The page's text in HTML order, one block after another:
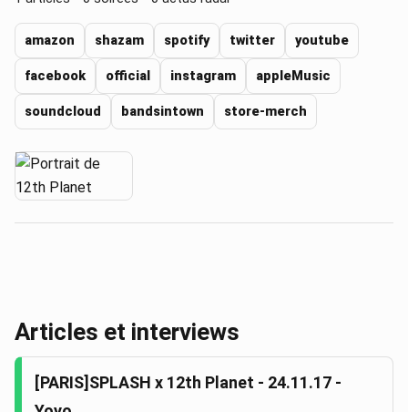
amazon shazam spotify twitter youtube
facebook official instagram appleMusic
soundcloud bandsintown store-merch
Articles et interviews
[PARIS]SPLASH x 12th Planet - 24.11.17 -